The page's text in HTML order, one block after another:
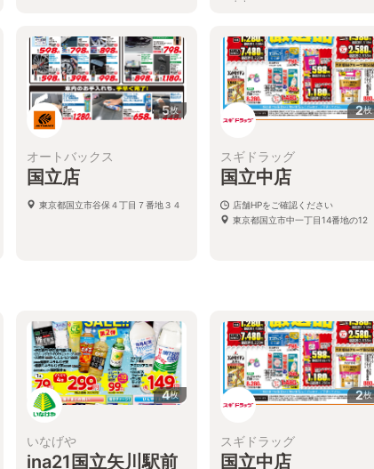
ます
5枚
オートバックス
国立店
東京都国立市谷保４丁目７番地３４
2枚
スギドラッグ
国立中店
店舗HPをご確認ください
東京都国立市中一丁目14番地の12
4枚
いなげや
ina21国立矢川駅前
2枚
スギドラッグ
国立中店